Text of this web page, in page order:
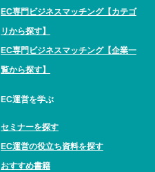
EC専門ビジネスマッチング【カテゴ
リから探す】
EC専門ビジネスマッチング【企業一
覧から探す】
EC運営を学ぶ
セミナーを探す
EC運営の役立ち資料を探す
おすすめ書籍